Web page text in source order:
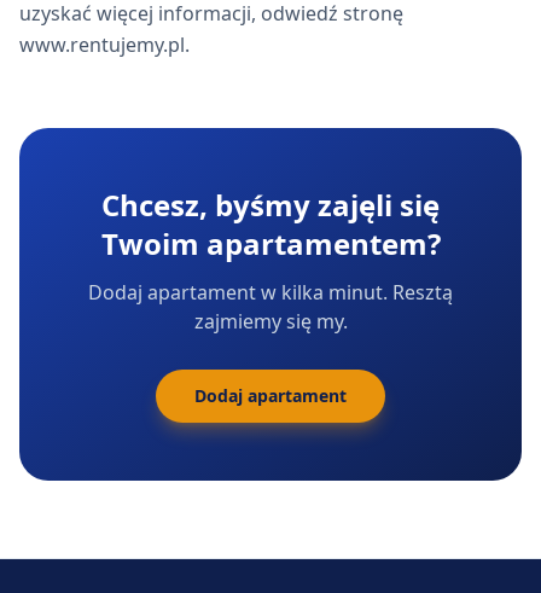
uzyskać więcej informacji, odwiedź stronę
www.rentujemy.pl.
Chcesz, byśmy zajęli się
Twoim apartamentem?
Dodaj apartament w kilka minut. Resztą
zajmiemy się my.
Dodaj apartament